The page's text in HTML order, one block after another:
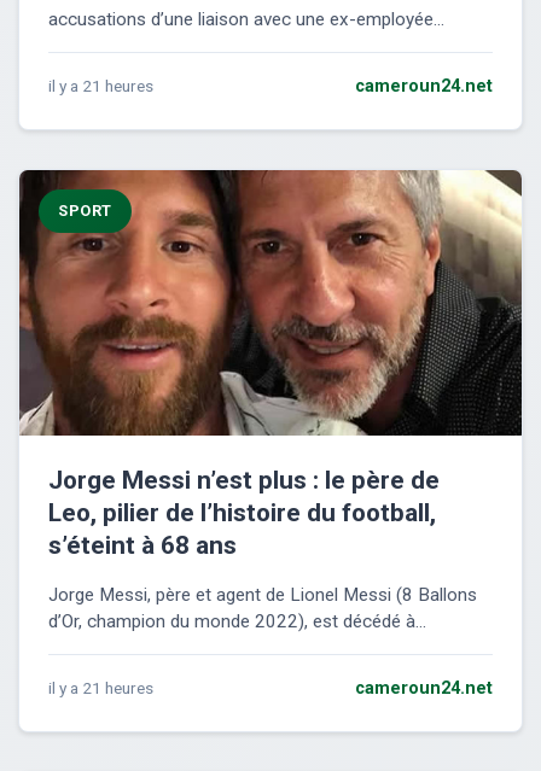
accusations d’une liaison avec une ex-employée...
il y a 21 heures cameroun24.net
SPORT
Jorge Messi n’est plus : le père de
Leo, pilier de l’histoire du football,
s’éteint à 68 ans
Jorge Messi, père et agent de Lionel Messi (8 Ballons
d’Or, champion du monde 2022), est décédé à...
il y a 21 heures cameroun24.net